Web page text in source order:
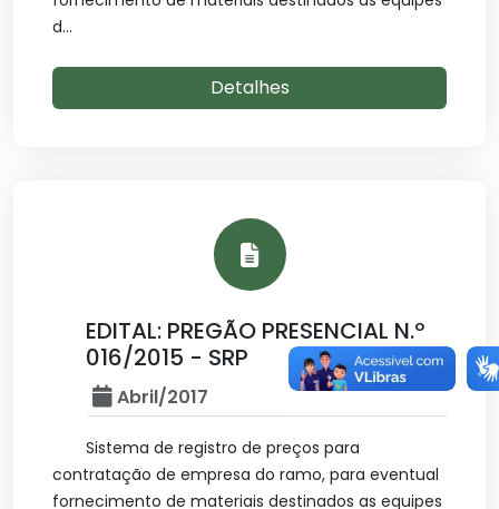
d...
Detalhes
EDITAL: PREGÃO PRESENCIAL N.º
016/2015 - SRP
Abril/2017
Sistema de registro de preços para
contratação de empresa do ramo, para eventual
fornecimento de materiais destinados as equipes